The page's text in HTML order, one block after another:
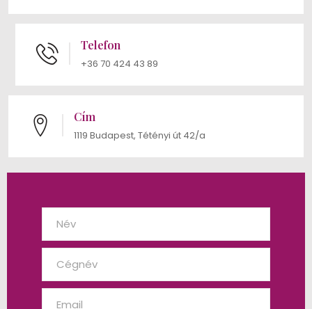
Telefon
+36 70 424 43 89
Cím
1119 Budapest, Tétényi út 42/a